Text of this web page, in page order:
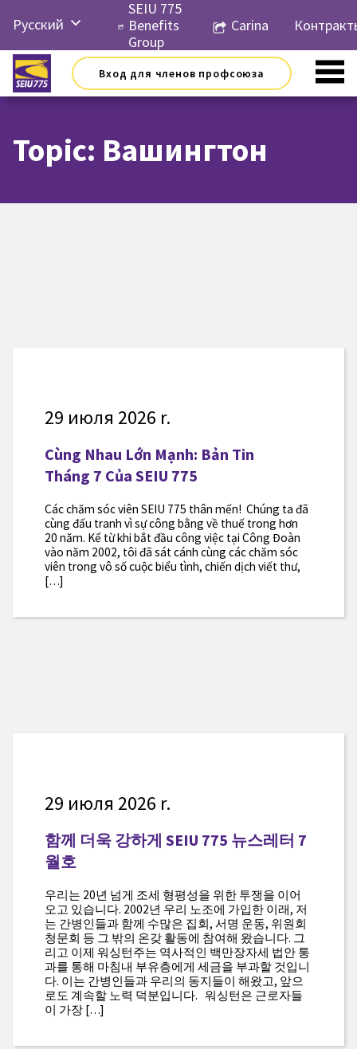
Русский
English
Español
한국어
Việt
SEIU 775
Benefits
Group
Carina
Вход для членов профсоюза
Topic: Вашингтон
29 июля 2026 r.
Cùng Nhau Lớn Mạnh: Bản Tin
Tháng 7 Của SEIU 775
Các chăm sóc viên SEIU 775 thân mến! Chúng ta đã
cùng đấu tranh vì sự công bằng về thuế trong hơn
20 năm. Kể từ khi bắt đầu công việc tại Công Đoàn
vào năm 2002, tôi đã sát cánh cùng các chăm sóc
viên trong vô số cuộc biểu tình, chiến dịch viết thư,
[…]
29 июля 2026 r.
함께 더욱 강하게 SEIU 775 뉴스레터 7
월호
우리는 20년 넘게 조세 형평성을 위한 투쟁을 이어
오고 있습니다. 2002년 우리 노조에 가입한 이래, 저
는 간병인들과 함께 수많은 집회, 서명 운동, 위원회
청문회 등 그 밖의 온갖 활동에 참여해 왔습니다. 그
리고 이제 워싱턴주는 역사적인 백만장자세 법안 통
과를 통해 마침내 부유층에게 세금을 부과할 것입니
다. 이는 간병인들과 우리의 동지들이 해왔고, 앞으
로도 계속할 노력 덕분입니다. 워싱턴은 근로자들
이 가장 […]